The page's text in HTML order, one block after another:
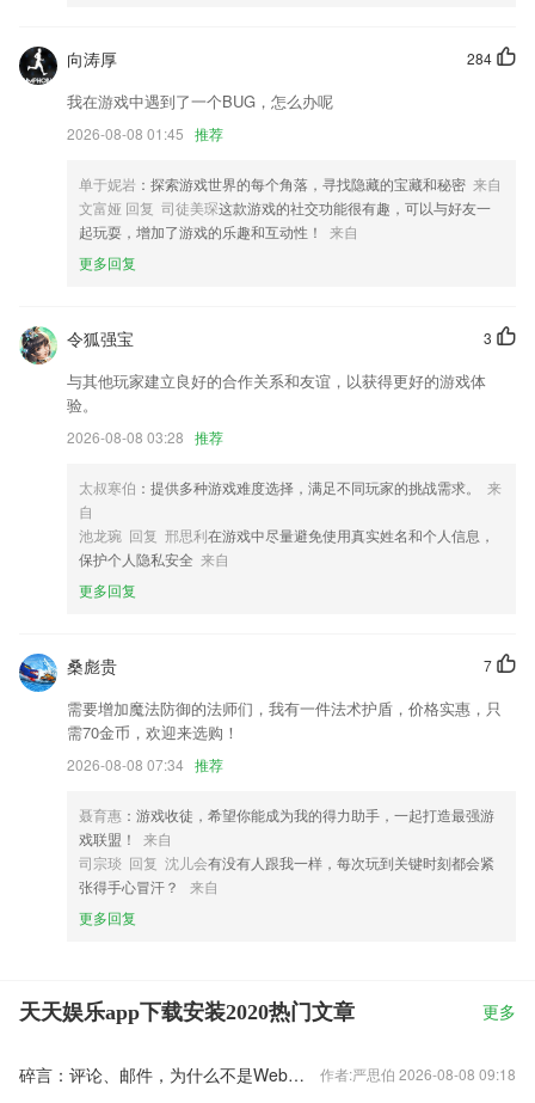
天天娱乐app下载安装2020更新了什么?
提升系统体验；
美化首页展示效果；
事件群聊页面附近视频点播支持关闭操作；
悄悄更新了一个小bug
增加整体转零散类型订单，支持批量更改置换状态
以上就是天天娱乐app下载安装2020的介绍，如果您喜欢这款软件，您可
以到应用商店进行打分评论，说出您的使用经历，以帮助我们更好的对产
品进行优化修改。
284
向涛厚
我在游戏中遇到了一个BUG，怎么办呢
2026-08-08 01:45 推荐
单于妮岩 ：探索游戏世界的每个角落，寻找隐藏的宝藏和秘密 来自
文富娅 回复 司徒美琛这款游戏的社交功能很有趣，可以与好友一
起玩耍，增加了游戏的乐趣和互动性！
来自
更多回复
3
令狐强宝
与其他玩家建立良好的合作关系和友谊，以获得更好的游戏体
验。
2026-08-08 03:28 推荐
太叔寒伯 ：提供多种游戏难度选择，满足不同玩家的挑战需求。
来
自
池龙琬 回复 邢思利在游戏中尽量避免使用真实姓名和个人信息，
保护个人隐私安全 来自
更多回复
7
桑彪贵
需要增加魔法防御的法师们，我有一件法术护盾，价格实惠，只
需70金币，欢迎来选购！
2026-08-08 07:34 推荐
聂育惠 ：游戏收徒，希望你能成为我的得力助手，一起打造最强游
戏联盟！
来自
司宗琰 回复 沈儿会有没有人跟我一样，每次玩到关键时刻都会紧
张得手心冒汗？
来自
更多回复
天天娱乐app下载安装2020热门文章 更多
碎言：评论、邮件，为什么不是Webmention？ 作者:严思伯 2026-08-08 09:18